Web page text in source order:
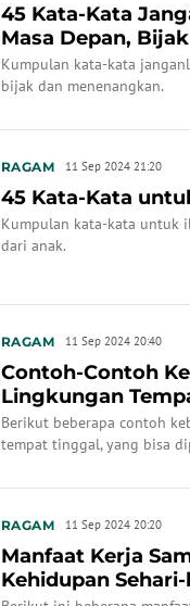
45 Kata-Kata
Masa Depan,
Kumpulan kata-kata
bijak dan menenangkan.
RAGAM 11 Sep 2024 21:20
45 Kata-Kata
Kumpulan kata-kata untuk
dari anak.
RAGAM 11 Sep 2024 20:40
Contoh-Contoh
Lingkungan
Berikut beberapa contoh
tempat tinggal, yang bisa
RAGAM 11 Sep 2024 20:20
Manfaat Kerja
Kehidupan